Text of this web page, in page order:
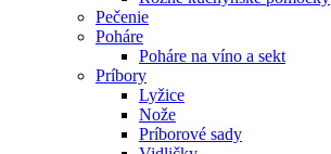
Pečenie
Poháre
Poháre na víno a sekt
Príbory
Lyžice
Nože
Príborové sady